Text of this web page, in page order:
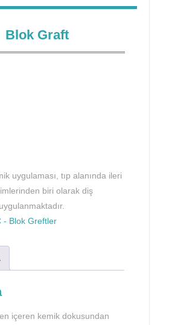
Blok Graft
uygulaması, tıp alanında ileri
biri olarak diş
- Blok Greftler
içeren kemik dokusundan